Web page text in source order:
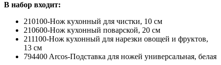
В набор входит:
210100-Нож кухонный для чистки, 10 см
210600-Нож кухонный поварской, 20 см
211100-Нож кухонный для нарезки овощей и фруктов,
13 см
794400 Arcos-Подставка для ножей универсальная, белая